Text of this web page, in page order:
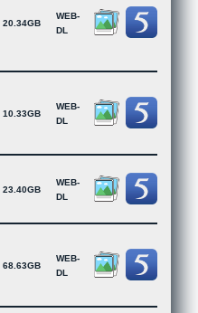
20.34GB
WEB-
DL
10.33GB
WEB-
DL
23.40GB
WEB-
DL
68.63GB
WEB-
DL